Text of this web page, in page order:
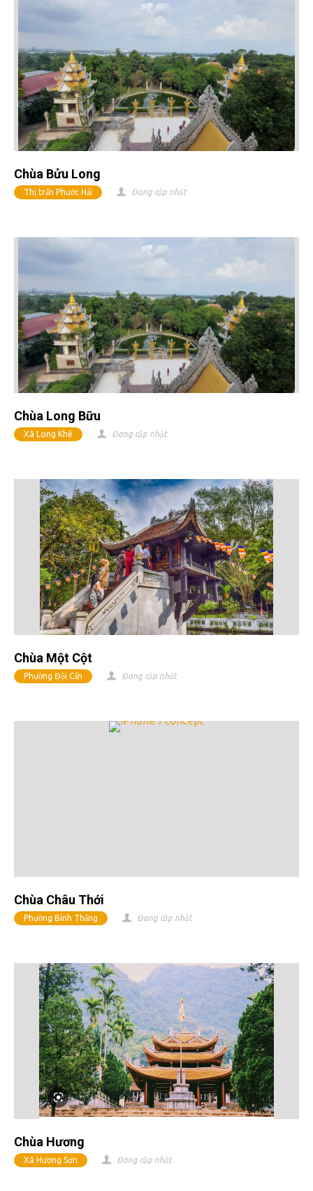
Chùa Bửu Long
Thị trấn Phước Hải Đang cập nhật
Chùa Long Bữu
Xã Long Khê Đang cập nhật
Chùa Một Cột
Phường Đội Cấn Đang cập nhật
Chùa Châu Thới
Phường Bình Thắng Đang cập nhật
Chùa Hương
Xã Hương Sơn Đang cập nhật